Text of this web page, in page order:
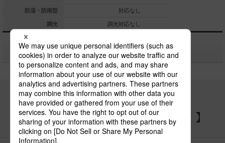
防湿・防雨型
調光
対応なし 対応なし
調光対応なし
関連商品
パナソニックの電気設備 SNSアカウント